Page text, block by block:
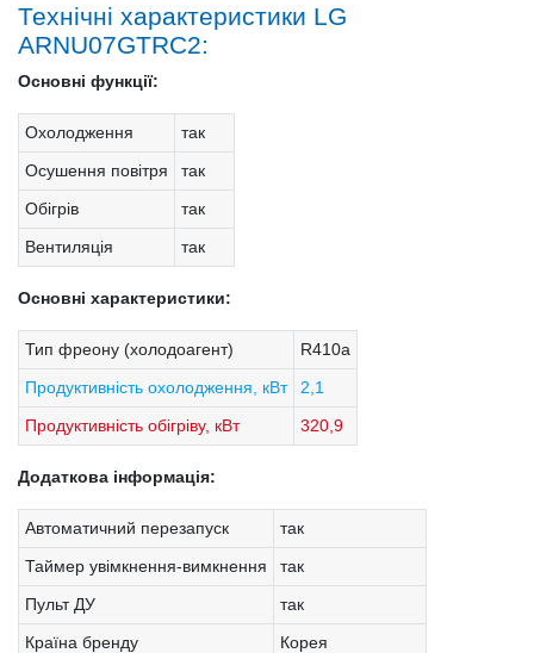
Технічні характеристики LG
ARNU07GTRC2:
Основні функції:
Охолодження
так
Осушення повітря
так
Обігрів
так
Вентиляція
так
Основні характеристики:
Тип фреону (холодоагент)
R410a
Продуктивність охолодження, кВт
2,1
Продуктивність обігріву, кВт
320,9
Додаткова інформація:
Автоматичний перезапуск
так
Таймер увімкнення-вимкнення
так
Пульт ДУ
так
Країна бренду
Корея